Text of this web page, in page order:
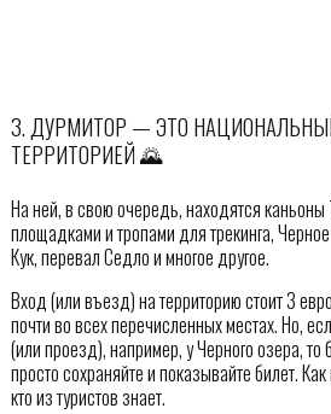
3. ДУРМИТОР — ЭТО
ТЕРРИТОРИЕЙ 🌄
На ней, в свою очередь, находятся
площадками и тропами для трекинга,
Кук, перевал Седло и многое другое.
Вход (или въезд) на территорию стоит 3
почти во всех перечисленных местах. Но,
(или проезд), например, у Черного озера,
просто сохраняйте и показывайте билет.
кто из туристов знает.